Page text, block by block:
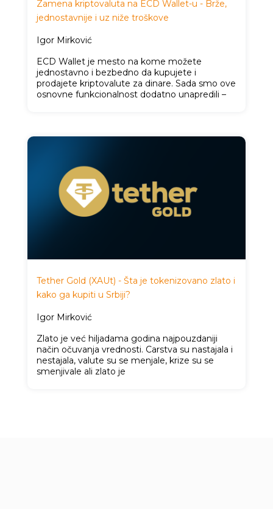
Zamena kriptovaluta na ECD Wallet-u - Brže,
jednostavnije i uz niže troškove
Igor Mirković
ECD Wallet je mesto na kome možete
jednostavno i bezbedno da kupujete i
prodajete kriptovalute za dinare. Sada smo ove
osnovne funkcionalnost dodatno unapredili –
Tether Gold (XAUt) - Šta je tokenizovano zlato i
kako ga kupiti u Srbiji?
Igor Mirković
Zlato je već hiljadama godina najpouzdaniji
način očuvanja vrednosti. Carstva su nastajala i
nestajala, valute su se menjale, krize su se
smenjivale ali zlato je